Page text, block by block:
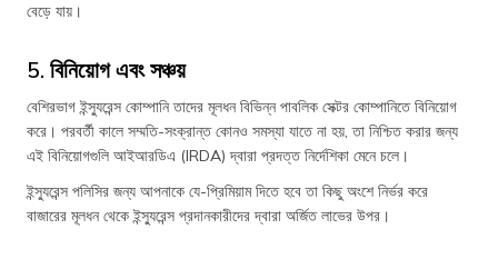
বেড়ে যায়।
5. বিনিয়োগ এবং সঞ্চয়
বেশিরভাগ ইন্স্যুরেন্স কোম্পানি তাদের মূলধন বিভিন্ন পাবলিক সেক্টর কোম্পানিতে বিনিয়োগ
করে। পরবর্তী কালে সম্মতি-সংক্রান্ত কোনও সমস্যা যাতে না হয়, তা নিশ্চিত করার জন্য
এই বিনিয়োগগুলি আইআরডিএ (IRDA) দ্বারা প্রদত্ত নির্দেশিকা মেনে চলে।
ইন্স্যুরেন্স পলিসির জন্য আপনাকে যে-প্রিমিয়াম দিতে হবে তা কিছু অংশে নির্ভর করে
বাজারের মূলধন থেকে ইন্স্যুরেন্স প্রদানকারীদের দ্বারা অর্জিত লাভের উপর।